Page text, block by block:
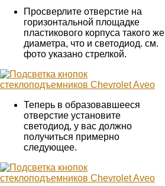
Просверлите отверстие на
горизонтальной площадке
пластикового корпуса такого же
диаметра, что и светодиод. см.
фото указано стрелкой.
Теперь в образовавшееся
отверстие установите
светодиод, у вас должно
получиться примерно
следующее.